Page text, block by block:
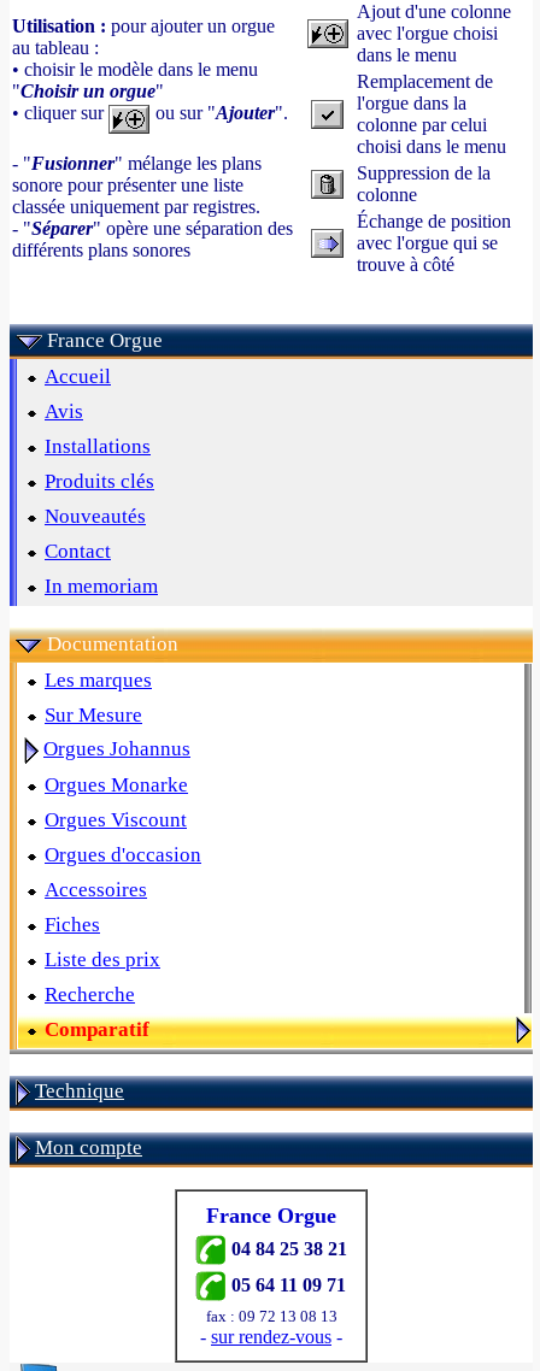
Utilisation : pour ajouter un orgue
au tableau :
• choisir le modèle dans le menu
"Choisir un orgue"
• cliquer sur
ou sur "Ajouter".
- "Fusionner" mélange les plans
sonore pour présenter une liste
classée uniquement par registres.
- "Séparer" opère une séparation des
différents plans sonores
Ajout d'une colonne
avec l'orgue choisi
dans le menu
Remplacement de
l'orgue dans la
colonne par celui
choisi dans le menu
Suppression de la
colonne
Échange de position
avec l'orgue qui se
trouve à côté
France Orgue
Accueil
Avis
Installations
Produits clés
Nouveautés
Contact
In memoriam
Documentation
Les marques
Sur Mesure
Orgues Johannus
Orgues Monarke
Orgues Viscount
Orgues d'occasion
Accessoires
Fiches
Liste des prix
Recherche
Comparatif
Technique
Mon compte
France Orgue
04 84 25 38 21
05 64 11 09 71
fax : 09 72 13 08 13
- sur rendez-vous -